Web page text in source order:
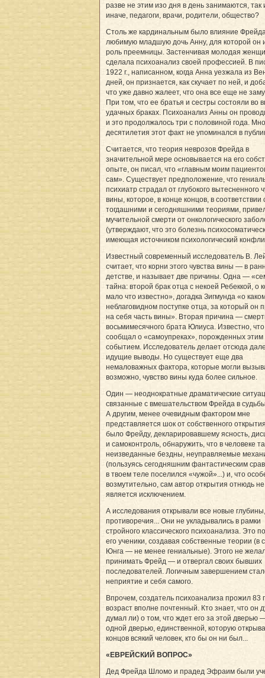
разве не этим изо дня в день занимаются, так
иначе, педагоги, врачи, родители, общество?
Столь же кардинальным было влияние
любимую младшую дочь Анну, для которой он
роль преемницы. Застенчивая молодая
сделала психоанализ своей профессией. В
1922 г., написанном, когда Анна уезжала из
дней, он признается, как скучает по ней, и
что уже давно жалеет, что она все еще не
При том, что ее братья и сестры состояли во
удачных браках. Психоанализ Анны он
и это продолжалось три с половиной года.
десятилетия этот факт не упоминался в
Считается, что теория неврозов Фрейда в
значительной мере основывается на его
опыте, он писал, что «главным моим
сам». Существует предположение, что
психиатр страдал от глубокого вытесненного
вины, которое, в конце концов, в соответствии
тогдашними и сегодняшними теориями,
мучительной смерти от онкологического
(утверждают, что это болезнь
имеющая источником психологический
Известный современный исследователь В.
считает, что корни этого чувства вины — в
детстве, и называет две причины. Одна —
тайна: второй брак отца с некоей Ребеккой, о
мало что известно», догадка Зигмунда «о
неблаговидном поступке отца, за который он
на себя часть вины». Вторая причина —
восьмимесячного брата Юлиуса. Известно,
сообщал о «самоупреках», порожденных этим
событием. Исследователь делает отсюда
идущие выводы. Но существует еще два
немаловажных фактора, которые могли
возможно, чувство вины куда более сильное.
Один — неоднократные драматические
связанные с вмешательством Фрейда в
А другим, менее очевидным фактором мне
представляется шок от собственного
было Фрейду, декларировавшему ясность,
и самоконтроль, обнаружить, что в человеке
неизведанные бездны, неуправляемые
(пользуясь сегодняшним фантастическим
в твоем теле поселился «чужой»...) и, что
возмутительно, сам автор открытия отнюдь не
является исключением.
А исследования открывали все новые
противоречия... Они не укладывались в рамки
стройного классического психоанализа. Это
его ученики, создавая собственные теории (в
Юнга — не менее гениальные). Этого не
принимать Фрейд — и отвергал своих бывших
последователей. Логичным завершением
неприятие и себя самого.
Впрочем, создатель психоанализа прожил 83
возраст вполне почтенный. Кто знает, что он
думал ли) о том, что ждет его за этой дверью
одной дверью, единственной, которую
концов всякий человек, кто бы он ни был...
«ЕВРЕЙСКИЙ ВОПРОС»
Дед Фрейда Шломо и прадед Эфраим были